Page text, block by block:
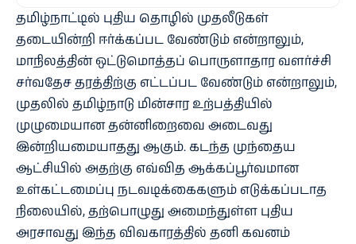
தமிழ்நாட்டில் புதிய தொழில் முதலீடுகள்
தடையின்றி ஈர்க்கப்பட வேண்டும் என்றாலும்,
மாநிலத்தின் ஒட்டுமொத்தப் பொருளாதார வளர்ச்சி
சர்வதேச தரத்திற்கு எட்டப்பட வேண்டும் என்றாலும்,
முதலில் தமிழ்நாடு மின்சார உற்பத்தியில்
முழுமையான தன்னிறைவை அடைவது
இன்றியமையாதது ஆகும். கடந்த முந்தைய
ஆட்சியில் அதற்கு எவ்வித ஆக்கப்பூர்வமான
உள்கட்டமைப்பு நடவடிக்கைகளும் எடுக்கப்படாத
நிலையில், தற்பொழுது அமைந்துள்ள புதிய
அரசாவது இந்த விவகாரத்தில் தனி கவனம்